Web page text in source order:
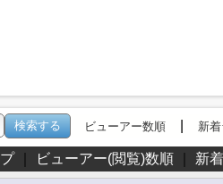
ビューアー数順| 新
｜ ビューアー(閲覧)数順｜ 新